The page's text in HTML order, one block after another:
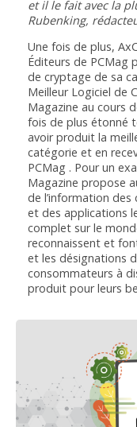
et il le fait avec la
Rubenking,
Une fois de plus,
Éditeurs de PCMag
de cryptage de sa
Meilleur Logiciel de
Magazine au cours
fois de plus étonné
avoir produit la
catégorie et en
PCMag . Pour un
Magazine propose
de l’information
et des applications
complet sur le
reconnaissent et
et les désignations
consommateurs à
produit pour leurs